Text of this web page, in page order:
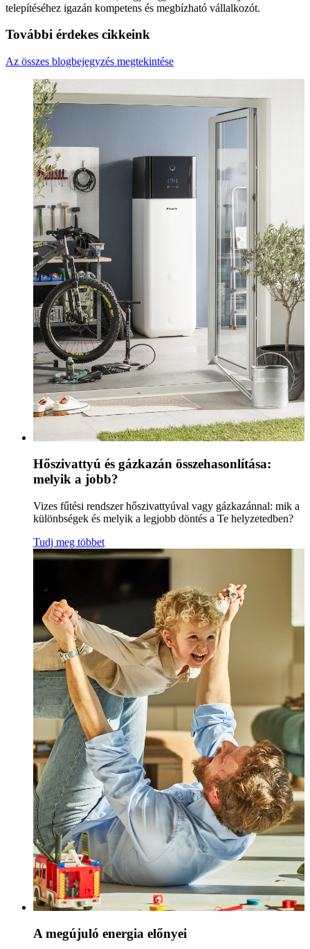
telepítéséhez igazán kompetens és megbízható vállalkozót.
További érdekes cikkeink
Az összes blogbejegyzés megtekintése
Hőszivattyú és gázkazán összehasonlítása:
melyik a jobb?
Vizes fűtési rendszer hőszivattyúval vagy gázkazánnal: mik a
különbségek és melyik a legjobb döntés a Te helyzetedben?
Tudj meg többet
A megújuló energia előnyei